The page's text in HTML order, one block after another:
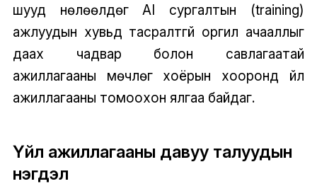
шууд нөлөөлдөг AI сургалтын (training)
ажлуудын хувьд тасралтгүй оргил ачааллыг
даах чадвар болон савлагаатай
ажиллагааны мөчлөг хоёрын хооронд үйл
ажиллагааны томоохон ялгаа байдаг.
Үйл ажиллагааны давуу талуудын
нэгдэл